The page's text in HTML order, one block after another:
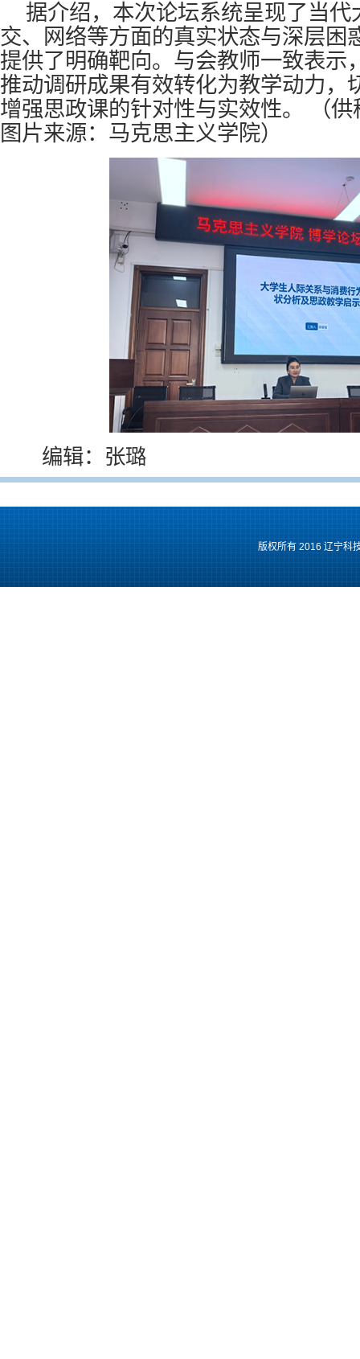
据介绍，本次论坛系统呈现了当
交、网络等方面的真实状态与深层困
提供了明确靶向。与会教师一致表示
推动调研成果有效转化为教学动力，
增强思政课的针对性与实效性。
（
图片来源：马克思主义学院）
编辑：张璐
版权所有 2016 辽宁